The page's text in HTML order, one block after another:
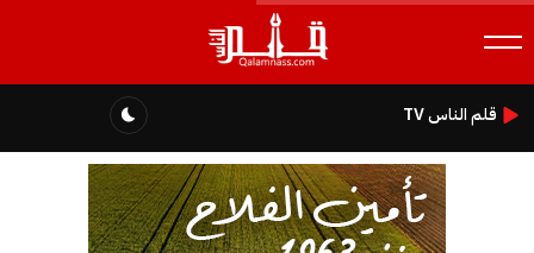
قلم الناس TV